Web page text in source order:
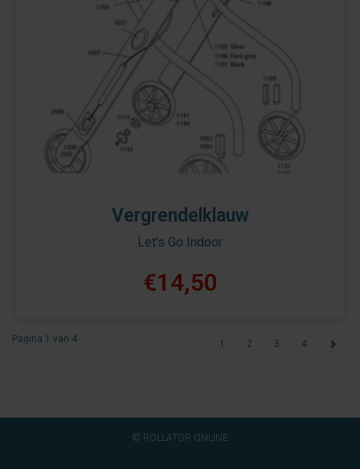
Vergrendelklauw
Let's Go Indoor
€14,50
Pagina 1 van 4 1 2 3 4
© ROLLATOR ONLINE